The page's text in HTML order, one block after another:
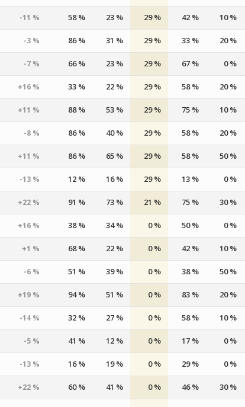
-11 % 58 % 23 % 29 % 42 % 10 %
-3 % 86 % 31 % 29 % 33 % 20 %
-7 % 66 % 23 % 29 % 67 % 0 %
+16 % 33 % 22 % 29 % 58 % 20 %
+11 % 88 % 53 % 29 % 75 % 10 %
-8 % 86 % 40 % 29 % 58 % 20 %
+11 % 86 % 65 % 29 % 58 % 50 %
-13 % 12 % 16 % 29 % 13 % 0 %
+22 % 91 % 73 % 21 % 75 % 30 %
+16 % 38 % 34 % 0 % 50 % 0 %
+1 % 68 % 22 % 0 % 42 % 10 %
-6 % 51 % 39 % 0 % 38 % 50 %
+19 % 94 % 51 % 0 % 83 % 20 %
-14 % 32 % 27 % 0 % 58 % 10 %
-5 % 41 % 12 % 0 % 17 % 0 %
-13 % 16 % 19 % 0 % 29 % 0 %
+22 % 60 % 41 % 0 % 46 % 30 %